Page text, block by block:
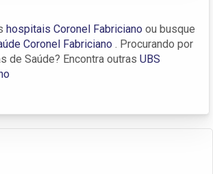
hospitais Coronel Fabriciano ou busque
Coronel Fabriciano . Procurando por
de Saúde? Encontra outras UBS